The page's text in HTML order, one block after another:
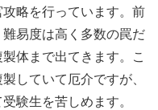
略を行っています。前
易度は高く多数の罠だ
体まで出てきます。こ
していて厄介ですが、
験生を苦しめます。